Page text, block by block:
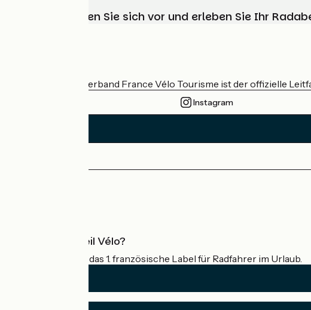
Wählen, bereiten Sie sich vor und erleben Sie Ihr
Der nationale Verband France Vélo Tourisme ist der offizielle
Instagram
Was ist Accueil Vélo?
Accueil Vélo ist das 1. französische Label für Radfahrer im Urlaub.